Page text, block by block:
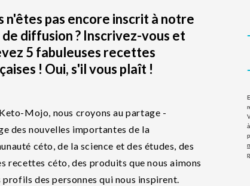
n'êtes pas encore inscrit à notre
diffusion ? Inscrivez-vous et
5 fabuleuses recettes
! Oui, s'il vous plaît !
Mojo, nous croyons au partage -
des nouvelles importantes de la
céto, de la science et des études, des
recettes céto, des produits que nous aimons
profils des personnes qui nous inspirent.